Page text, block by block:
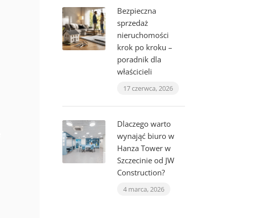
Bezpieczna
sprzedaż
nieruchomości
krok po kroku –
poradnik dla
właścicieli
17 czerwca, 2026
Dlaczego warto
wynająć biuro w
Hanza Tower w
Szczecinie od JW
Construction?
4 marca, 2026